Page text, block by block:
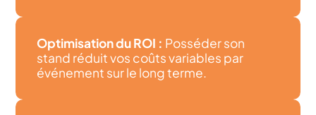
Optimisation du ROI : Posséder son
stand réduit vos coûts variables par
événement sur le long terme.